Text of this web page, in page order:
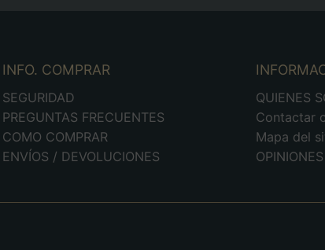
INFO. COMPRAR
SEGURIDAD
PREGUNTAS FRECUENTES
COMO COMPRAR
ENVÍOS / DEVOLUCIONES
QUIENES
Contactar
Mapa del